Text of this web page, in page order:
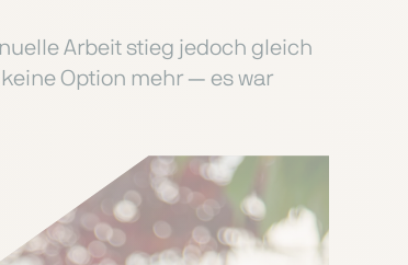
Arbeit stieg jedoch gleich
Option mehr — es war